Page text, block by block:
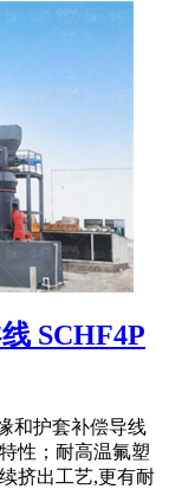
SCHF4P
和护套补偿导线
性；耐高温氟塑
挤出工艺,更有耐